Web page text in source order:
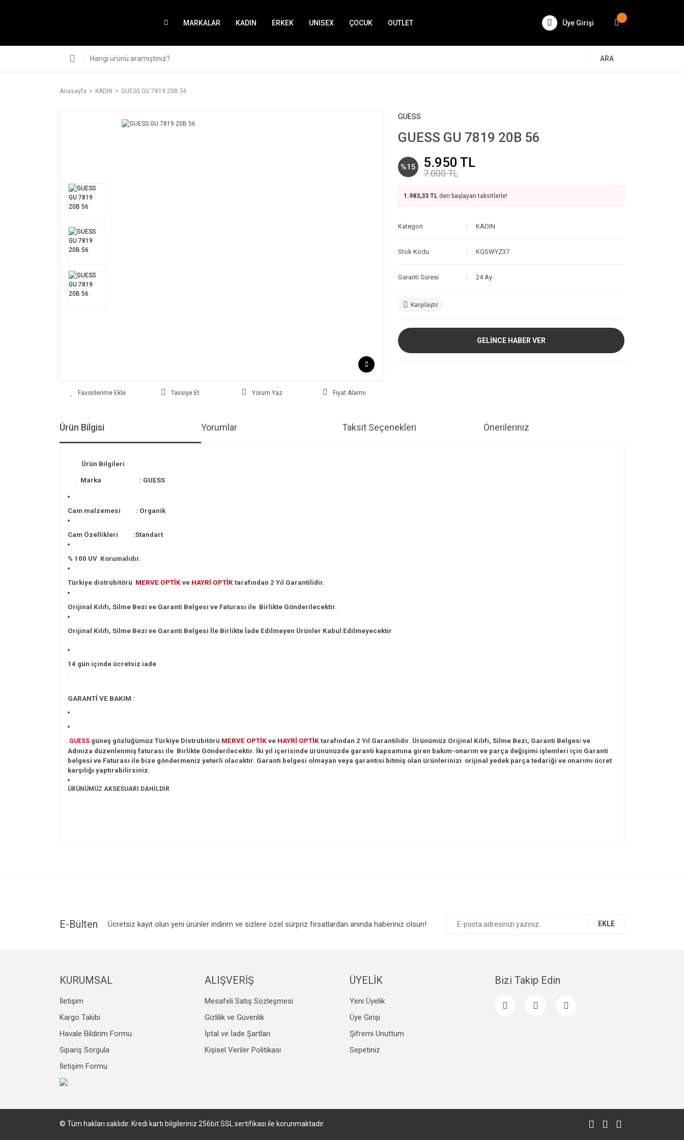
MARKALAR KADIN ERKEK UNISEX ÇOCUK OUTLET Üye Girişi
ARA
Anasayfa KADIN GUESS GU 7819 20B 56
Tavsiye Et Yorum Yaz Fiyat Alarmı
GUESS
GUESS GU 7819 20B 56
%15 5.950 TL
7.000 TL
1.983,33 TL den başlayan taksitlerle!
Kategori KADIN
Stok Kodu KQSWYZ37
Garanti Süresi 24 Ay
Karşılaştır
GELİNCE HABER VER
Ürün Bilgisi Yorumlar Taksit Seçenekleri Önerileriniz
Ürün Bilgileri
. Marka : GUESS
Cam malzemesi : Organik
Cam Özellikleri :Standart
% 100 UV Korumalıdır.
Türkiye distrübitörü MERVE OPTİK ve HAYRİ OPTİK tarafından 2 Yıl Garantilidir.
Orijinal Kılıfı, Silme Bezi ve Garanti Belgesi ve Faturası ile Birlikte Gönderilecektir.
Orijinal Kılıfı, Silme Bezi ve Garanti Belgesi İle Birlikte İade Edilmeyen Ürünler Kabul Edilmeyecektir
.
14 gün içinde ücretsiz iade
.
GARANTİ VE BAKIM :
GUESS güneş gözlüğümüz Türkiye Distrübitörü MERVE OPTİK ve HAYRİ OPTİK tarafından 2 Yıl Garantilidir. Ürünümüz Orijinal Kılıfı, Silme Bezi, Garanti Belgesi ve
Adınıza düzenlenmiş faturası ile Birlikte Gönderilecektir. İki yıl içerisinde ürününüzde garanti kapsamına giren bakım-onarım ve parça değişimi işlemleri için Garanti
belgesi ve Faturası ile bize göndermeniz yeterli olacaktır. Garanti belgesi olmayan veya garantisi bitmiş olan ürünlerinizi orijinal yedek parça tedariği ve onarımı ücret
karşılığı yaptırabilirsiniz.
ÜRÜNÜMÜZ AKSESUARI DAHİLDİR
Bu ürüne benzer farklı alternatifler olmalı.
E-Bülten Ücretsiz kayıt olun yeni ürünler indirim ve sizlere özel sürpriz fırsatlardan anında haberiniz olsun! EKLE
KURUMSAL
İletişim
Kargo Takibi
Havale Bildirim Formu
Sipariş Sorgula
İletişim Formu
ALIŞVERİŞ
Mesafeli Satış Sözleşmesi
Gizlilik ve Güvenlik
İptal ve İade Şartları
Kişisel Veriler Politikası
ÜYELİK
Yeni Üyelik
Üye Girişi
Şifremi Unuttum
Sepetiniz
Bizi Takip Edin
© Tüm hakları saklıdır. Kredi kartı bilgileriniz 256bit SSL sertifikası ile korunmaktadır.